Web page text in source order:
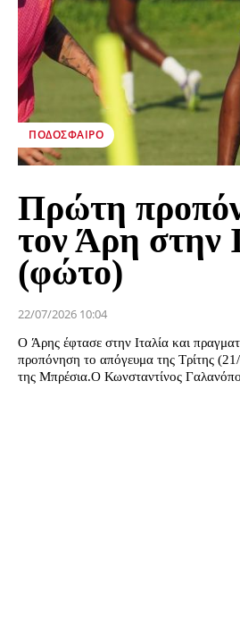
ΠΟΔΌΣΦΑΙΡΟ
Πρώτη
τον Άρη στην
(φώτο)
22/07/2026 10:04
Ο Άρης έφτασε στην Ιταλία και
προπόνηση το απόγευμα της Τρίτης
της Μπρέσια.Ο Κωνσταντίνος